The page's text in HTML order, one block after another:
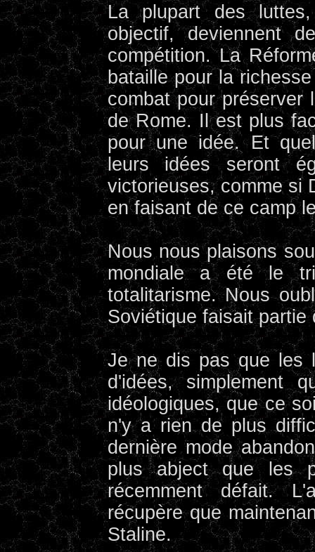
La plupart des
objectif, deviennent
compétition. La
bataille pour la
combat pour préserver
de Rome. Il est plus
pour une idée. Et
leurs idées seront
victorieuses, comme si
en faisant de ce camp
Nous nous plaisons
mondiale a été le
totalitarisme. Nous
Soviétique faisait partie
Je ne dis pas que les
d'idées, simplement
idéologiques, que ce
n'y a rien de plus
dernière mode
plus abject que les
récemment défait.
récupère que
Staline.